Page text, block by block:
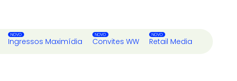
Ingressos Maximídia Convites WW Retail Media